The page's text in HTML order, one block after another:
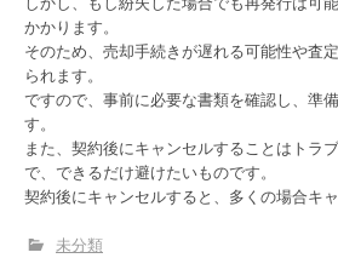
かかります。
そのため、売却手続きが遅れる可能性や査
られます。
ですので、事前に必要な書類を確認し、準
す。
また、契約後にキャンセルすることはトラ
で、できるだけ避けたいものです。
契約後にキャンセルすると、多くの場合キ
未分類